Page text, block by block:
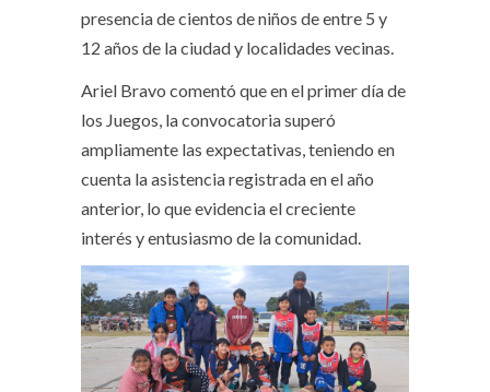
presencia de cientos de niños de entre 5 y
12 años de la ciudad y localidades vecinas.
Ariel Bravo comentó que en el primer día de
los Juegos, la convocatoria superó
ampliamente las expectativas, teniendo en
cuenta la asistencia registrada en el año
anterior, lo que evidencia el creciente
interés y entusiasmo de la comunidad.